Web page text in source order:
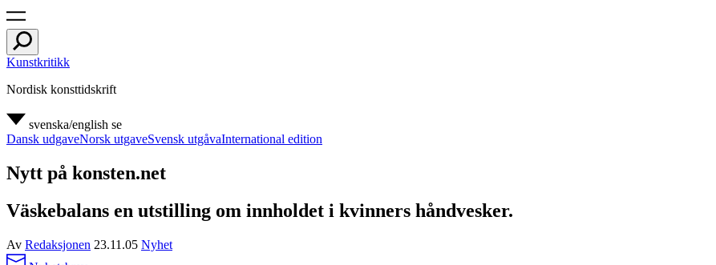
Kunstkritikk
Nordisk konsttidskrift
svenska/english se
Dansk udgaveNorsk utgaveSvensk utgåvaInternational edition
Nytt på konsten.net
Väskebalans en utstilling om innholdet i kvinners håndvesker.
Av Redaksjonen 23.11.05 Nyhet